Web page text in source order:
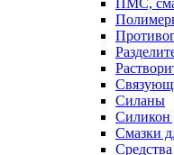
ПМС,
Силаны
Силикон
Смазки